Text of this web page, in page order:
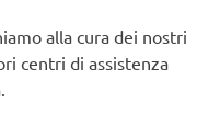
alla cura dei nostri
centri di assistenza